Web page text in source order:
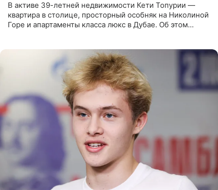
В активе 39-летней недвижимости Кети Топурии —
квартира в столице, просторный особняк на Николиной
Горе и апартаменты класса люкс в Дубае. Об этом